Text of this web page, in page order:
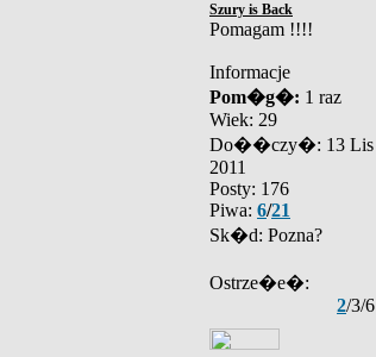
Szury is Back
Pomagam !!!!
Informacje
Pom�g�: 1 raz
Wiek: 29
Do��czy�: 13 Lis
2011
Posty: 176
Piwa: 6/21
Sk�d: Pozna?
Ostrze�e�:
2/3/6